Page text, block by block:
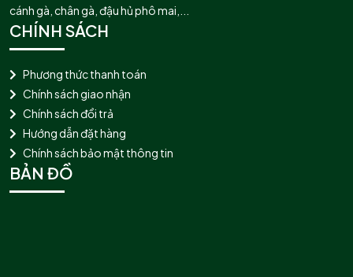
cánh gà, chân gà, đậu hủ phô mai,...
CHÍNH SÁCH
Phương thức thanh toán
Chính sách giao nhận
Chính sách đổi trả
Hướng dẫn đặt hàng
Chính sách bảo mật thông tin
BẢN ĐỒ